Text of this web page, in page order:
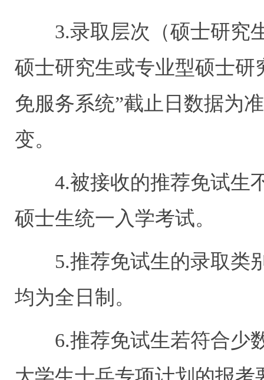
3.录取层次（硕士研究
硕士研究生或专业型硕士研
免服务系统”截止日数据为
变。
4.被接收的推荐免试生
硕士生统一入学考试。
5.推荐免试生的录取类
均为全日制。
6.推荐免试生若符合少